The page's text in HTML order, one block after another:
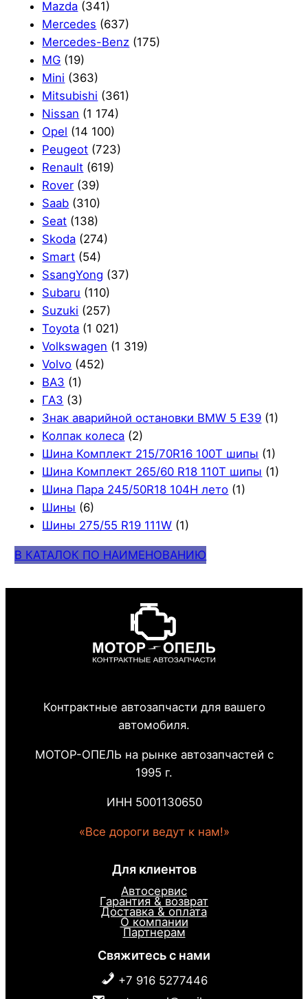
Mazda (341)
Mercedes (637)
Mercedes-Benz (175)
MG (19)
Mini (363)
Mitsubishi (361)
Nissan (1 174)
Opel (14 100)
Peugeot (723)
Renault (619)
Rover (39)
Saab (310)
Seat (138)
Skoda (274)
Smart (54)
SsangYong (37)
Subaru (110)
Suzuki (257)
Toyota (1 021)
Volkswagen (1 319)
Volvo (452)
ВАЗ (1)
ГАЗ (3)
Знак аварийной остановки BMW 5 E39 (1)
Колпак колеса (2)
Шина Комплект 215/70R16 100T шипы (1)
Шина Комплект 265/60 R18 110T шипы (1)
Шина Пара 245/50R18 104H лето (1)
Шины (6)
Шины 275/55 R19 111W (1)
В КАТАЛОК ПО НАИМЕНОВАНИЮ
Контрактные автозапчасти для вашего
автомобиля.
МОТОР-ОПЕЛЬ на рынке автозапчастей с
1995 г.
ИНН 5001130650
«Все дороги ведут к нам!»
Для клиентов
Автосервис
Гарантия & возврат
Доставка & оплата
О компании
Партнерам
Свяжитесь с нами
+7 916 5277446